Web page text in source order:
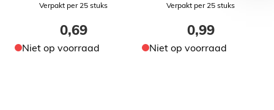
Verpakt per 25 stuks
0,69
Niet op voorraad
Verpakt per 25 stuks
0,99
Niet op voorraad
Ja, ik wil 5% korting!